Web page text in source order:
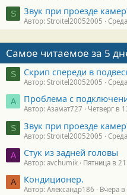
S Звук при проезде
Автор: Stroitel20052005
Самое читаемое за 5
S Скрип спереди в
Автор: Stroitel20052005
А Проблема с
Автор: Азамат727 Четверг в
S Звук при проезде
Автор: Stroitel20052005
A Стук из задней головы
Автор: avchumik Пятница в
А Кондиционер.
Автор: Александр186 Вчера